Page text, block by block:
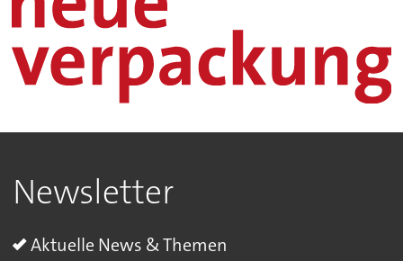
Newsletter
Aktuelle News & Themen